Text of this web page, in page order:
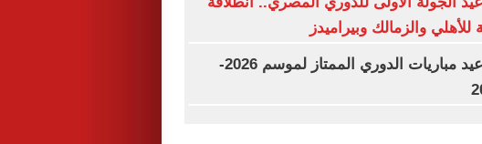
للأهلي والزمالك وبيراميدز
مواعيد مباريات الدوري الممتاز لموسم 2026-